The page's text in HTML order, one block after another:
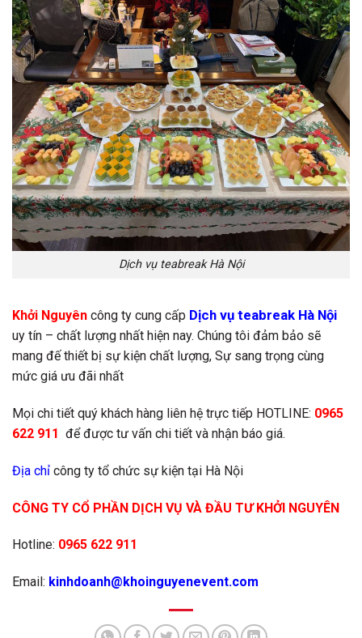
Dịch vụ teabreak Hà Nội
Khởi Nguyên công ty cung cấp Dịch vụ teabreak Hà Nội
uy tín – chất lượng nhất hiện nay. Chúng tôi đảm bảo sẽ
mang đế thiết bị sự kiện chất lượng, Sự sang trọng cùng
mức giá ưu đãi nhất
Mọi chi tiết quý khách hàng liên hệ trực tiếp HOTLINE: 0965
622 911 để được tư vấn chi tiết và nhận báo giá.
Địa chỉ công ty tổ chức sự kiện tại Hà Nội
CÔNG TY CỔ PHẦN DỊCH VỤ VÀ ĐẦU TƯ KHỞI NGUYÊN
Hotline: 0965 622 911
Email: kinhdoanh@khoinguyenevent.com